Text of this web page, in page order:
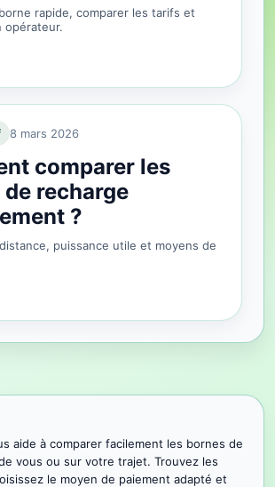
rapide, comparer les tarifs et
opérateur.
8 mars 2026
comparer les
recharge
?
puissance utile et moyens de
aide à comparer facilement les bornes de
vous ou sur votre trajet. Trouvez les
le moyen de paiement adapté et